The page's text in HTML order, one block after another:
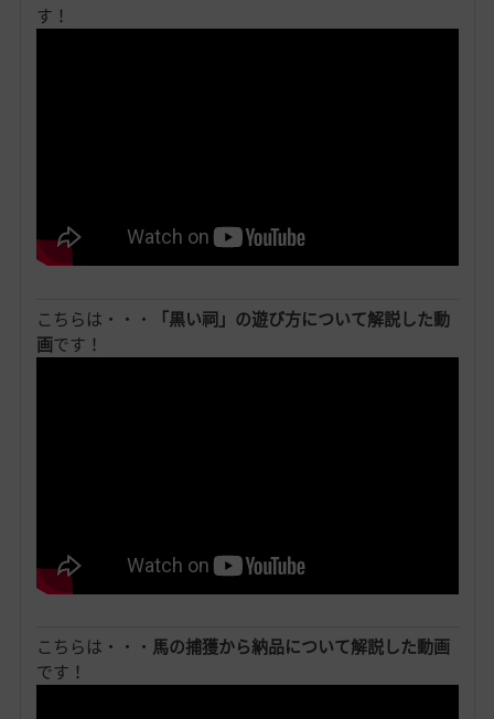
す！
こちらは・・・
「黒い祠」の遊び方について解説した動
画です！
こちらは・・・ 馬の捕獲から納品について解説した動画
です！